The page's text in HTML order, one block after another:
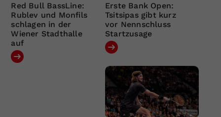
Red Bull BassLine:
Rublev und Monfils
schlagen in der
Wiener Stadthalle
auf
Erste Bank Open:
Tsitsipas gibt kurz
vor Nennschluss
Startzusage